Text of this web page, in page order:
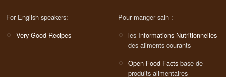
For English speakers:
Very Good Recipes
Pour manger sain :
les Informations Nutritionnelles
des aliments courants
Open Food Facts base de
produits alimentaires